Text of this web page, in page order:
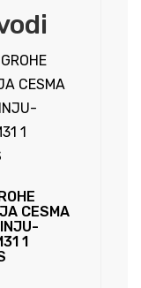
CESMA
1